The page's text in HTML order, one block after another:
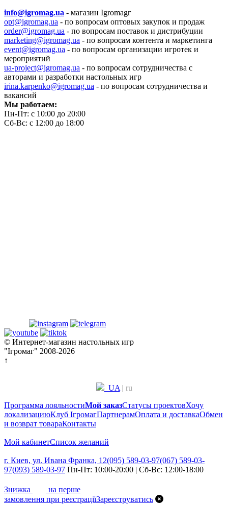
info@igromag.ua - магазин Igromagг
opt@igromag.ua - по вопросам оптовых закупок и продаж
order@igromag.ua - по вопросам поставок и дистрибуции
marketing@igromag.ua - по вопросам контента и маркетинга
event@igromag.ua - по вопросам организации игротек и
мероприятий
ua-project@igromag.ua - по вопросам сотрудничества с
авторами и разработки настольных игр
irina.karpenko@igromag.ua - по вопросам сотрудничества и
вакансий
Мы работаем:
Пн-Пт: с 10:00 до 20:00
Сб-Вс: с 12:00 до 18:00
© Интернет-магазин настольных игр
"Ігромаг" 2008-2026
↑
UA | ru
Программа лояльностиМой заказСтатусы проектовХочу
локализациюКлуб ІгромагПартнерамОплата и доставкаОбмен
и возврат товараКонтакты
Мой кабинетСписок желаний
г. Киев, ул. Ивана Франка, 12(095) 589-03-97(067) 589-03-
97(093) 589-03-97 Пн-Пт: 10:00-20:00 | Сб-Вс: 12:00-18:00
Знижка
на перше
замовлення при реєстраціїЗареєструватись